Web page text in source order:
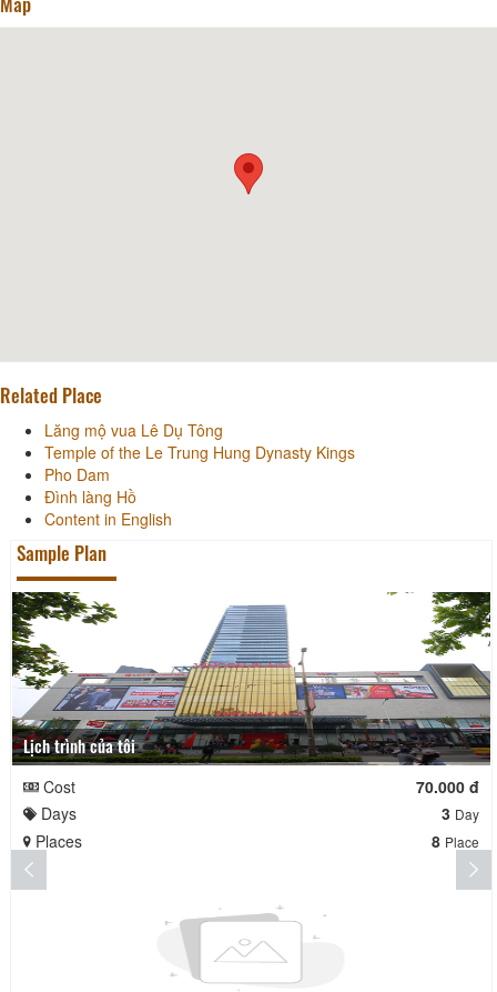
Related Place
Lăng mộ vua Lê Dụ Tông
Temple of the Le Trung Hung Dynasty Kings
Pho Dam
Đình làng Hồ
Content in English
Sample Plan
Lịch trình của tôi
Cost
70.000 đ
Days
3 Day
Places 8 Place